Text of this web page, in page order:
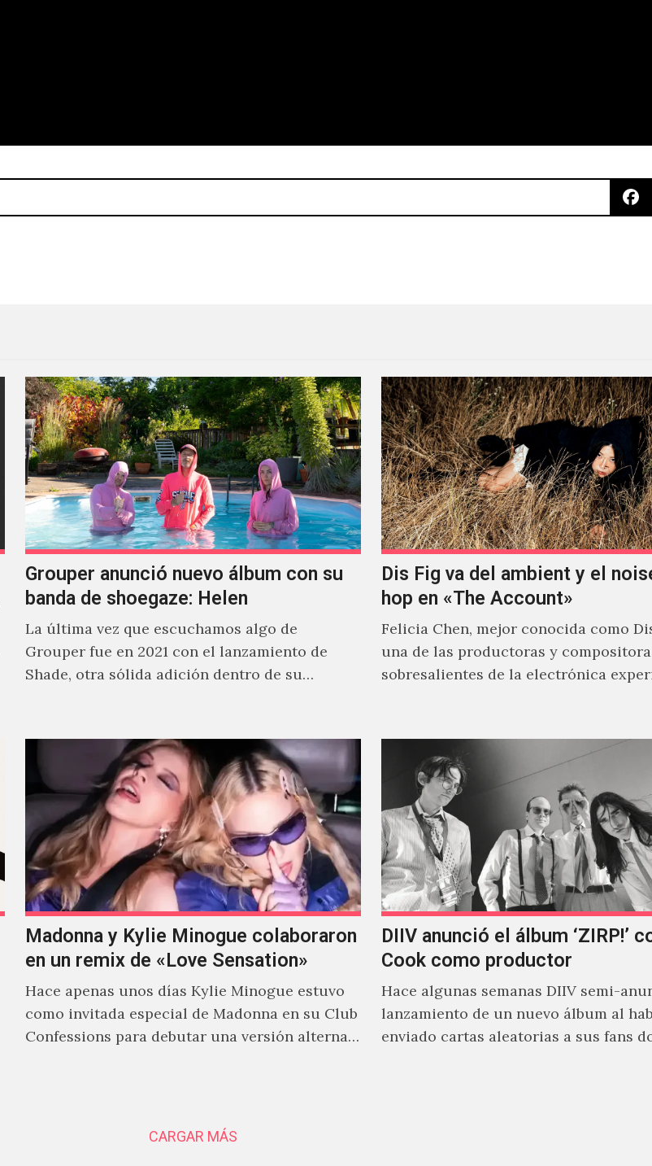
Grouper anunció nuevo álbum con su
banda de shoegaze: Helen
La última vez que escuchamos algo de
Grouper fue en 2021 con el lanzamiento de
Shade, otra sólida adición dentro de su
Dis Fig va del ambient y el
hop en «The Account»
Felicia Chen, mejor conocida como
una de las productoras y
sobresalientes de la electrónica
Madonna y Kylie Minogue colaboraron
en un remix de «Love Sensation»
Hace apenas unos días Kylie Minogue estuvo
como invitada especial de Madonna en su Club
Confessions para debutar una versión alterna
DIIV anunció el álbum ‘ZIRP!’
Cook como productor
Hace algunas semanas DIIV semi-
lanzamiento de un nuevo álbum al
enviado cartas aleatorias a sus fans
CARGAR MÁS